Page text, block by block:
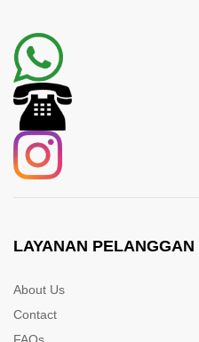
LAYANAN PELANGGAN
About Us
Contact